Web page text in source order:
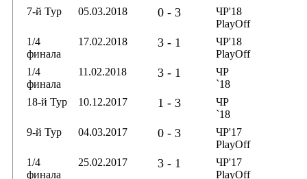
7-й Тур
05.03.2018 0 - 3
ЧР'18
PlayOff
1/4
финала
17.02.2018 3 - 1
ЧР'18
PlayOff
1/4
финала
11.02.2018 3 - 1
ЧР
`18
18-й Тур
10.12.2017 1 - 3
ЧР
`18
9-й Тур
04.03.2017 0 - 3
ЧР'17
PlayOff
1/4
финала
25.02.2017 3 - 1
ЧР'17
PlayOff